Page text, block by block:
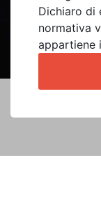
Dichiaro di
normativa
appartiene